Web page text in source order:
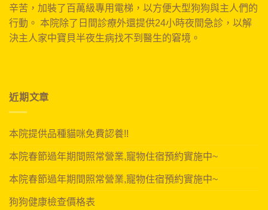
辛苦，加裝了百萬級專用電梯，以方便大型狗狗與主人們的
行動。 本院除了日間診療外還提供24小時夜間急診，以解
決主人家中寶貝半夜生病找不到醫生的窘境。
近期文章
本院提供品種貓咪免費認養!!
本院春節過年期間照常營業,寵物住宿預約實施中~
本院春節過年期間照常營業,寵物住宿預約實施中~
狗狗健康檢查價格表